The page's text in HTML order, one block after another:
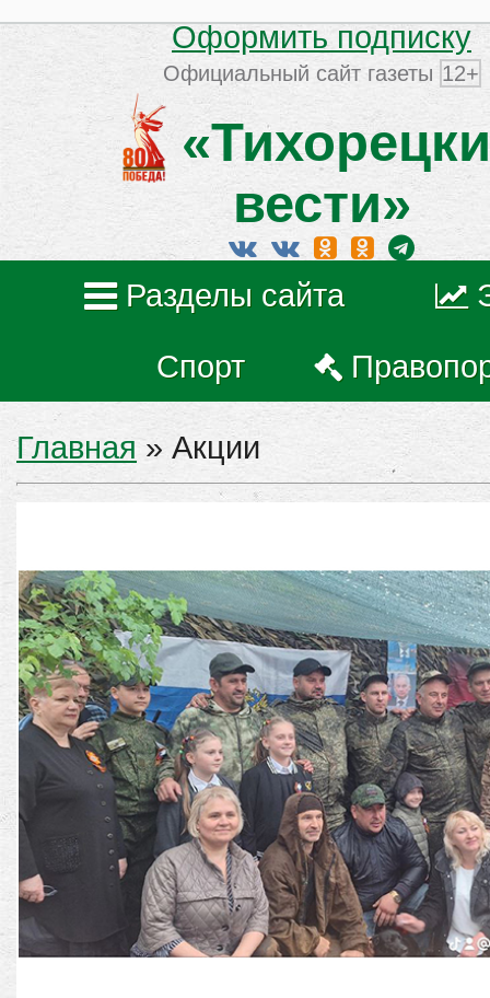
Оформить подписку
Официальный сайт газеты 12+
вести»
Разделы сайта
Спорт
Главная » Акции